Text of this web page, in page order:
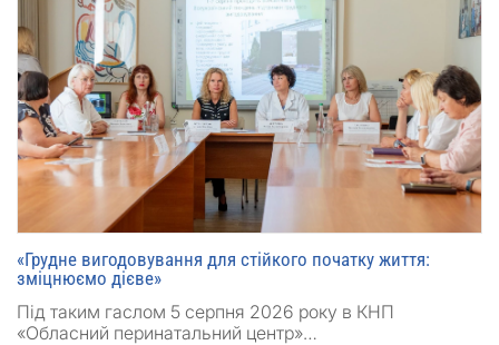
«Грудне вигодовування для стійкого початку життя:
зміцнюємо дієве»
Під таким гаслом 5 серпня 2026 року в КНП
«Обласний перинатальний центр»…